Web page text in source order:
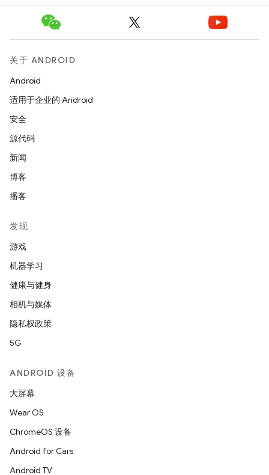
关于 ANDROID
Android
适用于企业的 Android
安全
源代码
新闻
博客
播客
发现
游戏
机器学习
健康与健身
相机与媒体
隐私权政策
5G
ANDROID 设备
大屏幕
Wear OS
ChromeOS 设备
Android for Cars
Android TV